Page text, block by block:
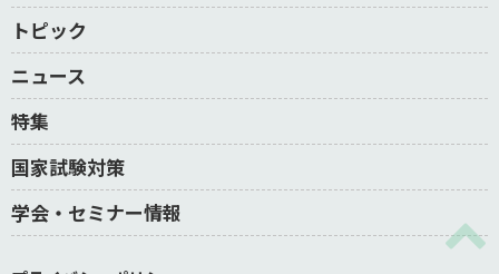
トピック
ニュース
特集
国家試験対策
学会・セミナー情報